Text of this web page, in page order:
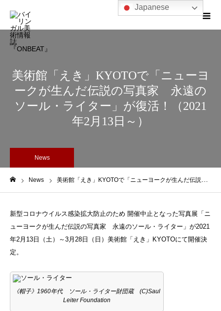
美術館「えき」KYOTOで「ニューヨ
ークが生んだ伝説の写真家 永遠の
ソール・ライター」が復活！（2021
年2月13日～）
News
News 美術館「えき」KYOTOで「ニューヨークが生んだ伝説の写真家 永遠のソール・ライター」が復活！（2021年2月13日～）
新型コロナウイルス感染拡大防止のため 開催中止となった写真展「ニ
ューヨークが生んだ伝説の写真家 永遠のソール・ライター」が2021
年2月13日（土）～3月28日（日）美術館「えき」KYOTOにて開催決
定。
《帽子》1960年代 ソール・ライター財団蔵 (C)Saul
Leiter Foundation
Japanese